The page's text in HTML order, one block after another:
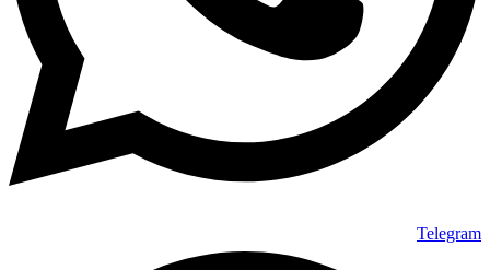
Telegram